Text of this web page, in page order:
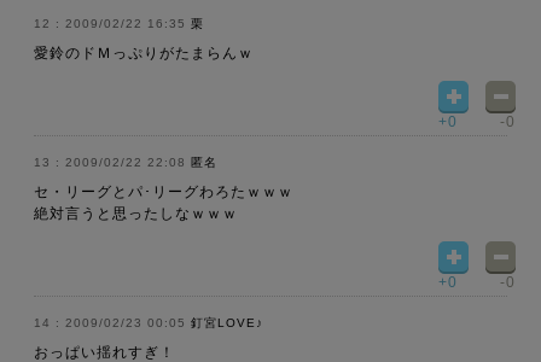
2009/02/22 16:35 栗
愛鈴のドＭっぷりがたまらんｗ
+0 -0
2009/02/22 22:08 匿名
セ・リーグとパ･リーグわろたｗｗｗ
絶対言うと思ったしなｗｗｗ
+0 -0
2009/02/23 00:05 釘宮LOVE♪
おっぱい揺れすぎ！